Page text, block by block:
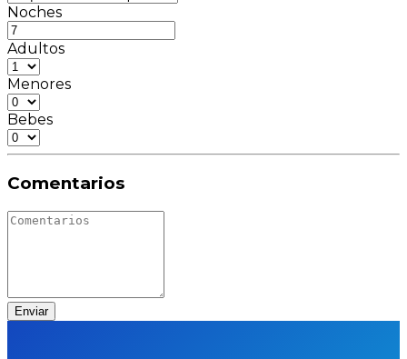
Noches
Adultos
Menores
Bebes
Comentarios
Enviar